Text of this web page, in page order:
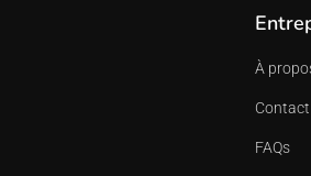
À
Contact
FAQs